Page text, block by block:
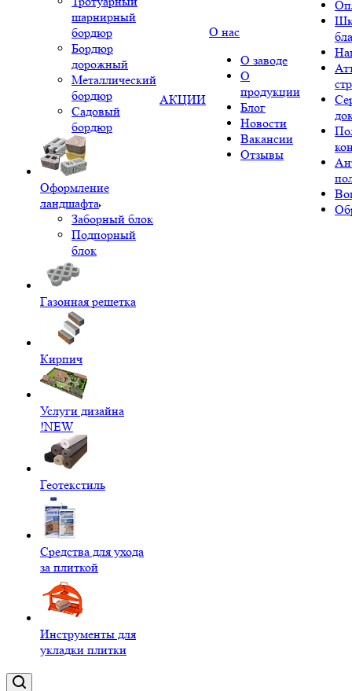
шарнирный
бордюр
Бордюр
дорожный
Металлический
бордюр
Садовый
бордюр
Оформление
ландшафта
Заборный блок
Подпорный
блок
Газонная решетка
Кирпич
Услуги дизайна
!NEW
Геотекстиль
Средства для ухода
за плиткой
Инструменты для
укладки плитки
АКЦИИ
О нас
О заводе
О
продукции
Блог
Новости
Вакансии
Отзывы